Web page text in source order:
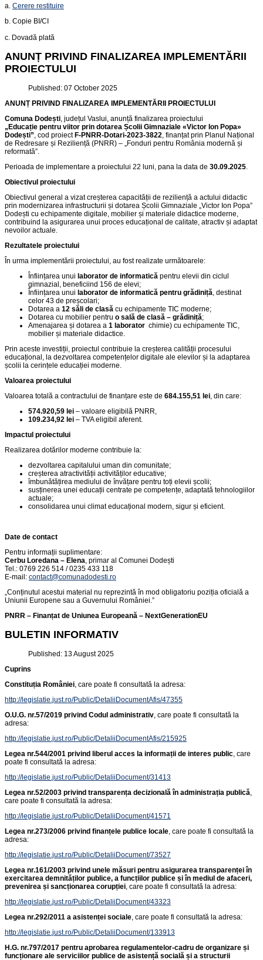
a. Cerere restituire
b. Copie BI/CI
c. Dovadă plată
ANUNȚ PRIVIND FINALIZAREA IMPLEMENTĂRII
PROIECTULUI
Published: 07 October 2025
ANUNȚ PRIVIND FINALIZAREA IMPLEMENTĂRII PROIECTULUI
Comuna Dodești , județul Vaslui, anunță finalizarea proiectului
„Educație pentru viitor prin dotarea Școlii Gimnaziale «Victor Ion Popa»
Dodești” , cod proiectF-PNRR-Dotari-2023-3822 , finanțat prin Planul Național
de Redresare și Reziliență (PNRR) – „Fonduri pentru România modernă și
reformată”.
Perioada de implementare a proiectului 22 luni, pana la data de 30.09.2025
Obiectivul proiectului
Obiectivul general a vizat creșterea capacității de reziliență a actului didactic
prin modernizarea infrastructurii și dotarea Școlii Gimnaziale „Victor Ion Popa”
Dodești cu echipamente digitale, mobilier și materiale didactice moderne,
contribuind la asigurarea unui proces educațional de calitate, atractiv și adaptat
nevoilor actuale.
Rezultatele proiectului
În urma implementării proiectului, au fost realizate următoarele:
Înființarea unui laborator de informatică pentru elevii din ciclul
gimnazial, beneficiind 156 de elevi;
Înființarea unui laborator de informatică pentru grădiniță , destinat
celor 43 de preșcolari;
Dotarea a 12 săli de clasă cu echipamente TIC moderne;
Dotarea cu mobilier pentru o sală de clasă – grădiniță;
Amenajarea și dotarea a 1 laborator chimie) cu echipamente TIC,
mobilier și materiale didactice.
Prin aceste investiții, proiectul contribuie la creșterea calității procesului
educațional, la dezvoltarea competențelor digitale ale elevilor și la adaptarea
școlii la cerințele educației moderne.
Valoarea proiectului
Valoarea totală a contractului de finanțare este de 684.155,51 lei , din care:
574.920,59 lei – valoare eligibilă PNRR,
109.234,92 lei – TVA eligibil aferent.
Impactul proiectului
Realizarea dotărilor moderne contribuie la:
dezvoltarea capitalului uman din comunitate;
creșterea atractivității activităților educative;
îmbunătățirea mediului de învățare pentru toți elevii școlii;
susținerea unei educații centrate pe competențe, adaptată tehnologiilor
actuale;
consolidarea unui climat educațional modern, sigur și eficient.
Date de contact
Pentru informații suplimentare:
Cerbu Loredana – Elena , primar al Comunei Dodești
Tel.: 0769 226 514 / 0235 433 118
E-mail: contact@comunadodesti.ro
„Conținutul acestui material nu reprezintă în mod obligatoriu poziția oficială a
Uniunii Europene sau a Guvernului României.”
PNRR – Finanțat de Uniunea Europeană – NextGenerationEU
BULETIN INFORMATIV
Published: 13 August 2025
Cuprins
Constituția României , care poate fi consultată la adresa:
http://legislatie.just.ro/Public/DetaliiDocumentAfis/47355
O.U.G. nr.57/2019 privind Codul administrativ , care poate fi consultată la
adresa:
http://legislatie.just.ro/Public/DetaliiDocumentAfis/215925
Legea nr.544/2001 privind liberul acces la informații de interes public , care
poate fi consultată la adresa:
http://legislatie.just.ro/Public/DetaliiDocument/31413
Legea nr.52/2003 privind transparența decizională în administrația publică
care poate fi consultată la adresa:
http://legislatie.just.ro/Public/DetaliiDocument/41571
Legea nr.273/2006 privind finanțele publice locale , care poate fi consultată la
adresa:
http://legislatie.just.ro/Public/DetaliiDocument/73527
Legea nr.161/2003 privind unele măsuri pentru asigurarea transparenței în
exercitarea demnităților publice, a funcțiilor publice și în mediul de afaceri,
prevenirea și sancționarea corupției , care poate fi consultată la adresa:
http://legislatie.just.ro/Public/DetaliiDocument/43323
Legea nr.292/2011 a asistenței sociale , care poate fi consultată la adresa:
http://legislatie.just.ro/Public/DetaliiDocument/133913
H.G. nr.797/2017 pentru aprobarea regulamentelor-cadru de organizare și
funcționare ale serviciilor publice de asistență socială și a structurii